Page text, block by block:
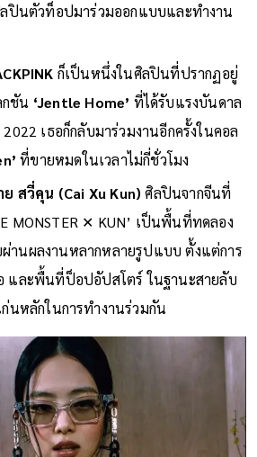
ลปินตัวท็อปมาร่วมออกแบบและทำงาน
ก็เป็นหนึ่งในศิลปินที่ปรากฏอยู่
ชัน ‘Jentle Home’ ที่ได้รับแรงบันดาล
เธอก็กลับมาร่วมงานอีกครั้งในคอล
ที่ขายหมดในเวลาไม่กี่ชั่วโมง
ย สวี่คุน (Cai Xu Kun) ศิลปินจากจีนที่
MONSTER ✕ KUN’ เป็นพื้นที่ทดลอง
านผลงานหลากหลายรูปแบบ ตั้งแต่การ
และพื้นที่ป็อปอัปสโตร์ ในฐานะสายลับ
นหลักในการทำงานร่วมกัน